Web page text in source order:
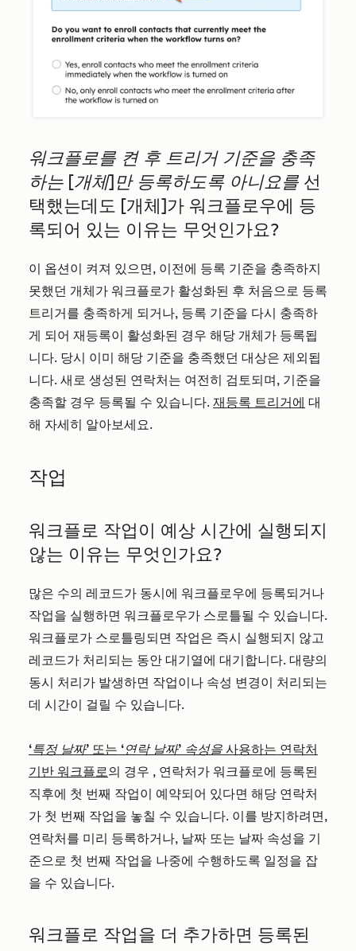
워크플로를 켠 후 트리거 기준을 충족
하는 [개체]만 등록하도록 아니요를 선
택했는데도 [개체]가 워크플로우에 등
록되어 있는 이유는 무엇인가요?
이 옵션이 켜져 있으면, 이전에 등록 기준을 충족하지
못했던 개체가 워크플로가 활성화된 후 처음으로 등록
트리거를 충족하게 되거나, 등록 기준을 다시 충족하
게 되어 재등록이 활성화된 경우 해당 개체가 등록됩
니다. 당시 이미 해당 기준을 충족했던 대상은 제외됩
니다. 새로 생성된 연락처는 여전히 검토되며, 기준을
충족할 경우 등록될 수 있습니다. 재등록 트리거에 대
해 자세히 알아보세요.
작업
워크플로 작업이 예상 시간에 실행되지
않는 이유는 무엇인가요?
많은 수의 레코드가 동시에 워크플로우에 등록되거나
작업을 실행하면 워크플로우가 스로틀될 수 있습니다.
워크플로가 스로틀링되면 작업은 즉시 실행되지 않고
레코드가 처리되는 동안 대기열에 대기합니다. 대량의
동시 처리가 발생하면 작업이나 속성 변경이 처리되는
데 시간이 걸릴 수 있습니다.
‘특정 날짜’ 또는 ‘연락 날짜’ 속성을 사용하는 연락처
기반 워크플로의 경우 , 연락처가 워크플로에 등록된
직후에 첫 번째 작업이 예약되어 있다면 해당 연락처
가 첫 번째 작업을 놓칠 수 있습니다. 이를 방지하려면,
연락처를 미리 등록하거나, 날짜 또는 날짜 속성을 기
준으로 첫 번째 작업을 나중에 수행하도록 일정을 잡
을 수 있습니다.
워크플로 작업을 더 추가하면 등록된